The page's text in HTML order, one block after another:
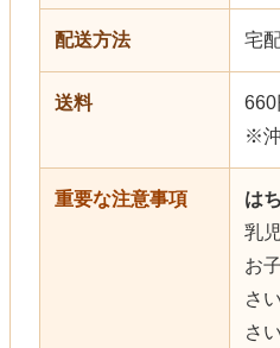
配送方法 宅
送料
660
※
重要な注意事項
は
乳
お
さ
さ